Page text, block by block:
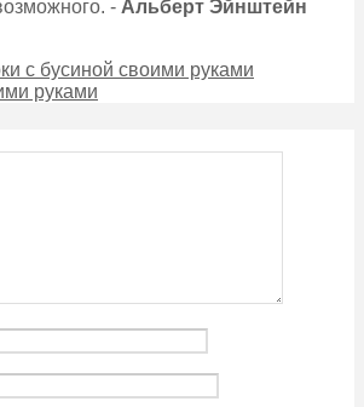
- Альберт Эйнштейн
с бусиной своими руками
руками